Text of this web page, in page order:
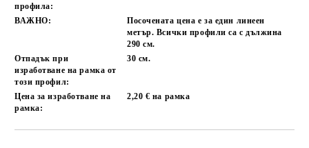
профила:
ВАЖНО:
Посочената цена е за един линеен
метър. Всички профили са с дължина
290 см.
Отпадък при
изработване на рамка от
този профил:
30 см.
Цена за изработване на
рамка:
2,20 € на рамка